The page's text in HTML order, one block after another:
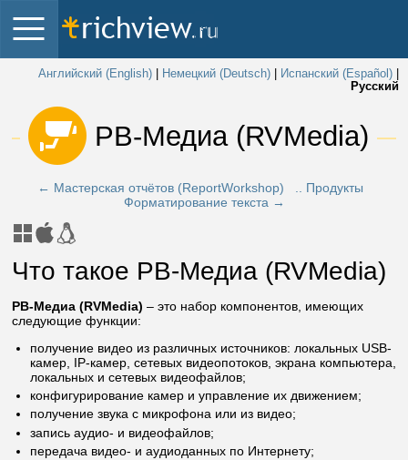
Английский (English) Немецкий (Deutsch) Испанский (Español)
Русский
РВ-Медиа (RVMedia)
← Мастерская отчётов (ReportWorkshop)
.. Продукты
Форматирование текста →
Что такое РВ-Медиа (RVMedia)
РВ-Медиа (RVMedia) – это набор компонентов, имеющих
следующие функции:
получение видео из различных источников: локальных USB-
камер, IP-камер, сетевых видеопотоков, экрана компьютера,
локальных и сетевых видеофайлов;
конфигурирование камер и управление их движением;
получение звука с микрофона или из видео;
запись аудио- и видеофайлов;
передача видео- и аудиоданных по Интернету;